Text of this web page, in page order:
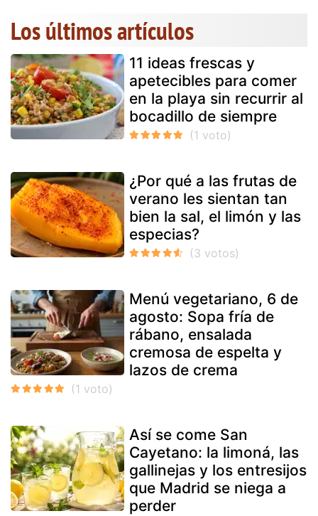
Los últimos artículos
11 ideas frescas y
apetecibles para comer
en la playa sin recurrir al
bocadillo de siempre
¿Por qué a las frutas de
verano les sientan tan
bien la sal, el limón y las
especias?
Menú vegetariano, 6 de
agosto: Sopa fría de
rábano, ensalada
cremosa de espelta y
lazos de crema
Así se come San
Cayetano: la limoná, las
gallinejas y los entresijos
que Madrid se niega a
perder